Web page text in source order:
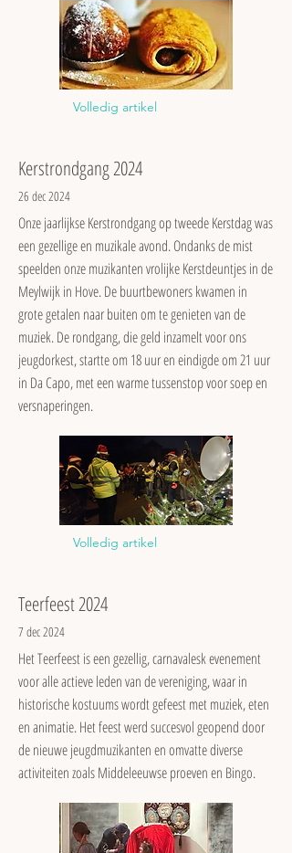
Volledig artikel
Kerstrondgang 2024
26 dec 2024
Onze jaarlijkse Kerstrondgang op tweede Kerstdag was
een gezellige en muzikale avond. Ondanks de mist
speelden onze muzikanten vrolijke Kerstdeuntjes in de
Meylwijk in Hove. De buurtbewoners kwamen in
grote getalen naar buiten om te genieten van de
muziek. De rondgang, die geld inzamelt voor ons
jeugdorkest, startte om 18 uur en eindigde om 21 uur
in Da Capo, met een warme tussenstop voor soep en
versnaperingen.
Volledig artikel
Teerfeest 2024
7 dec 2024
Het Teerfeest is een gezellig, carnavalesk evenement
voor alle actieve leden van de vereniging, waar in
historische kostuums wordt gefeest met muziek, eten
en animatie. Het feest werd succesvol geopend door
de nieuwe jeugdmuzikanten en omvatte diverse
activiteiten zoals Middeleeuwse proeven en Bingo.